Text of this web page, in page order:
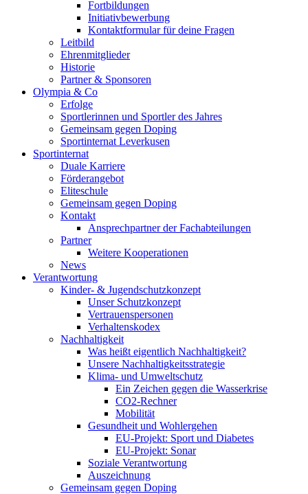
Fortbildungen
Initiativbewerbung
Kontaktformular für deine Fragen
Leitbild
Ehrenmitglieder
Historie
Partner & Sponsoren
Olympia & Co
Erfolge
Sportlerinnen und Sportler des Jahres
Gemeinsam gegen Doping
Sportinternat Leverkusen
Sportinternat
Duale Karriere
Förderangebot
Eliteschule
Gemeinsam gegen Doping
Kontakt
Ansprechpartner der Fachabteilungen
Partner
Weitere Kooperationen
News
Verantwortung
Kinder- & Jugendschutzkonzept
Unser Schutzkonzept
Vertrauenspersonen
Verhaltenskodex
Nachhaltigkeit
Was heißt eigentlich Nachhaltigkeit?
Unsere Nachhaltigkeitsstrategie
Klima- und Umweltschutz
Ein Zeichen gegen die Wasserkrise
CO2-Rechner
Mobilität
Gesundheit und Wohlergehen
EU-Projekt: Sport und Diabetes
EU-Projekt: Sonar
Soziale Verantwortung
Auszeichnung
Gemeinsam gegen Doping